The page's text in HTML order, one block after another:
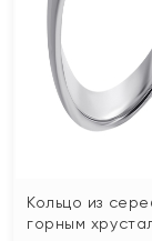
Кольцо из
горным